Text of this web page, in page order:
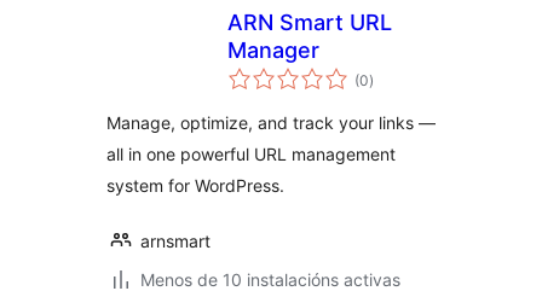
ARN Smart URL
Manager
(0valoracións
totais
)
Manage, optimize, and track your links —
all in one powerful URL management
system for WordPress.
arnsmart
Menos de 10 instalacións activas